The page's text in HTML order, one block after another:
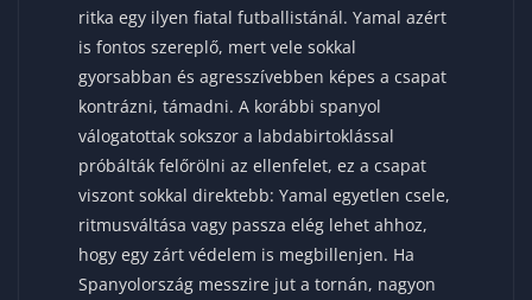
ritka egy ilyen fiatal futballistánál. Yamal azért
is fontos szereplő, mert vele sokkal
gyorsabban és agresszívebben képes a csapat
kontrázni, támadni. A korábbi spanyol
válogatottak sokszor a labdabirtoklással
próbálták felőrölni az ellenfelet, ez a csapat
viszont sokkal direktebb: Yamal egyetlen csele,
ritmusváltása vagy passza elég lehet ahhoz,
hogy egy zárt védelem is megbillenjen. Ha
Spanyolország messzire jut a tornán, nagyon